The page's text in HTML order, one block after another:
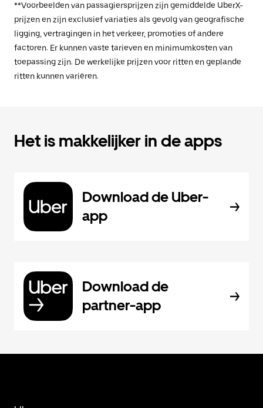
**Voorbeelden van passagiersprijzen zijn gemiddelde UberX-
prijzen en zijn exclusief variaties als gevolg van geografische
ligging, vertragingen in het verkeer, promoties of andere
factoren. Er kunnen vaste tarieven en minimumkosten van
toepassing zijn. De werkelijke prijzen voor ritten en geplande
ritten kunnen variëren.
Het is makkelijker in de apps
Download de Uber-
app
Download de
partner-app